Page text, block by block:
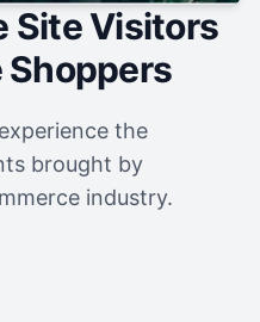
Site Visitors
Shoppers
the
brought by
industry.